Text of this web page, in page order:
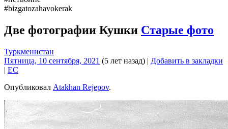
#bizgatozahavokerak
Две фотографии Кушки Старые фото
Туркменистан
Пятница, 10 сентября, 2021 (5 лет назад) | Добавить в закладки
| EC
Опубликовал Atakhan Rejepov.